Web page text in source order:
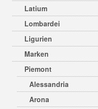
Latium
Lombardei
Ligurien
Marken
Piemont
Alessandria
Arona